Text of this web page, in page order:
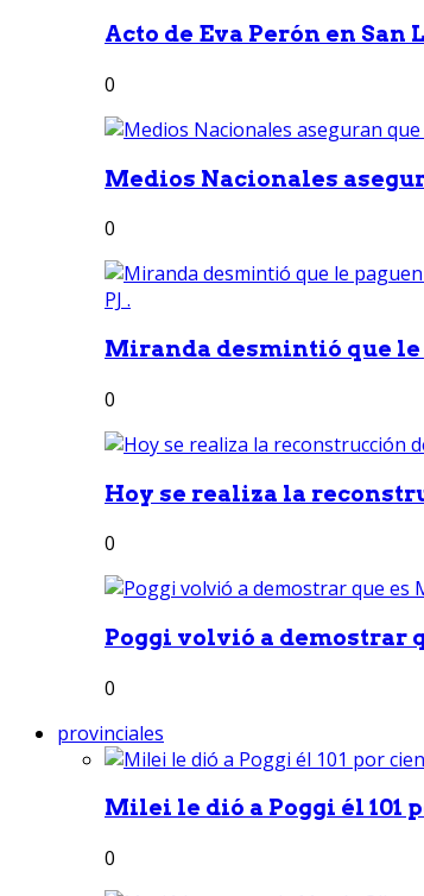
Acto de Eva Perón en
0
Medios Nacionales
0
Miranda desmintió que le
0
Hoy se realiza la
0
Poggi volvió a demostrar
0
provinciales
Milei le dió a Poggi él 101
0